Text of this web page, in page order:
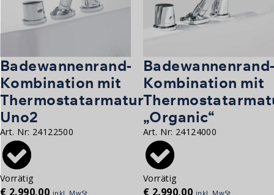
Badewannenrand-
Kombination mit
Thermostatarmatur
Uno2
Art. Nr: 24122500
Vorrätig
€ 2.990,00 inkl. MwSt.
Kombination mit
„Organic“
Art. Nr: 24124000
Vorrätig
€ 2.990,00 inkl. MwSt.